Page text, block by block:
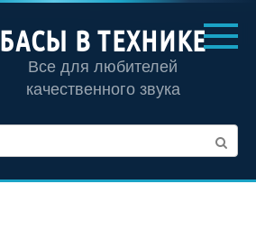
БАСЫ В ТЕХНИКЕ
Все для любителей
качественного звука